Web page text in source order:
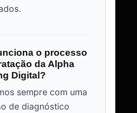
o processo
da Alpha
Digital?
sempre com uma
de diagnóstico